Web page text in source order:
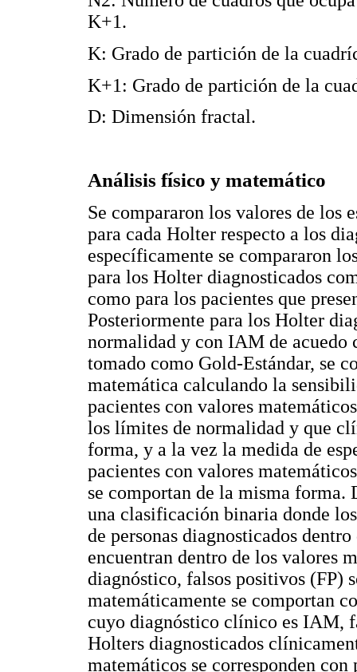
K+1.
K: Grado de partición de la
K+1: Grado de partición de la
D: Dimensión fractal.
Análisis físico y matemático
Se compararon los valores de los
para cada Holter respecto a los
específicamente se compararon
para los Holter diagnosticados
como para los pacientes que
Posteriormente para los Holter
normalidad y con IAM de acuedo
tomado como Gold-Estándar, se
matemática calculando la
pacientes con valores
los límites de normalidad y que
forma, y a la vez la medida de
pacientes con valores
se comportan de la misma forma.
una clasificación binaria donde
de personas diagnosticados
encuentran dentro de los valores
diagnóstico, falsos positivos (FP)
matemáticamente se comportan
cuyo diagnóstico clínico es IAM,
Holters diagnosticados
matemáticos se corresponden